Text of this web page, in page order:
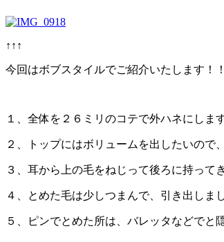
↑↑↑
今回はボブスタイルでご紹介いたします！！
１、全体を２６ミリのコテで外ハネにしま
２、トップにはボリュームを出したいので
３、耳から上の毛をねじって後ろに持って
４、とめた毛は少しつまんで、引き出しま
５、ピンでとめた所は、バレッタなどでと